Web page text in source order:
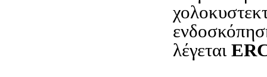
λέγεται